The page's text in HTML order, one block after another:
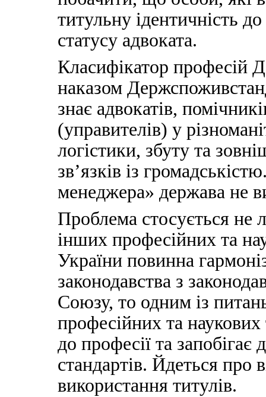
титульну ідентичність
статусу адвоката.
Класифікатор професій
наказом
знає адвокатів,
(управителів) у
логістики, збуту та
зв’язків із
менеджера» держава не
Проблема стосується не
інших професійних та
України повинна
законодавства з
Союзу, то одним із
професійних та
до професії та запобігає
стандартів. Йдеться про
використання титулів.